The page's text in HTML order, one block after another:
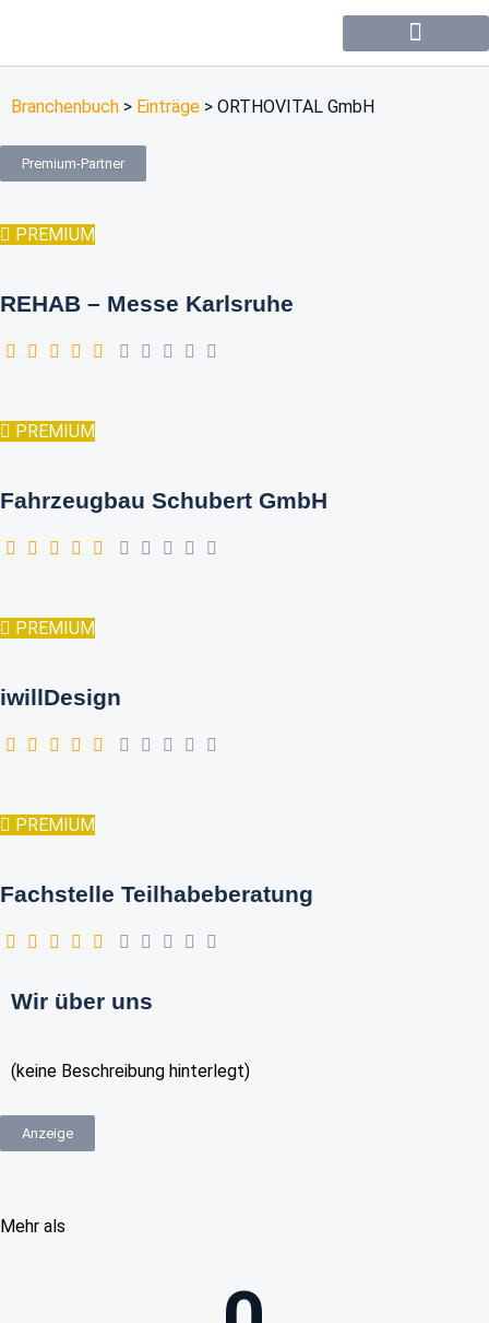
Branchenbuch > Einträge > ORTHOVITAL GmbH
Premium-Partner
PREMIUM
REHAB – Messe Karlsruhe
PREMIUM
Fahrzeugbau Schubert GmbH
PREMIUM
iwillDesign
PREMIUM
Fachstelle Teilhabeberatung
Wir über uns
(keine Beschreibung hinterlegt)
Anzeige
Mehr als